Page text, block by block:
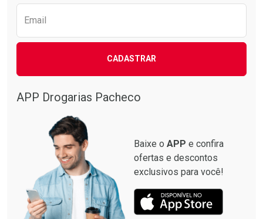
Email
CADASTRAR
APP Drogarias Pacheco
Baixe o APP e confira
ofertas e descontos
exclusivos para você!